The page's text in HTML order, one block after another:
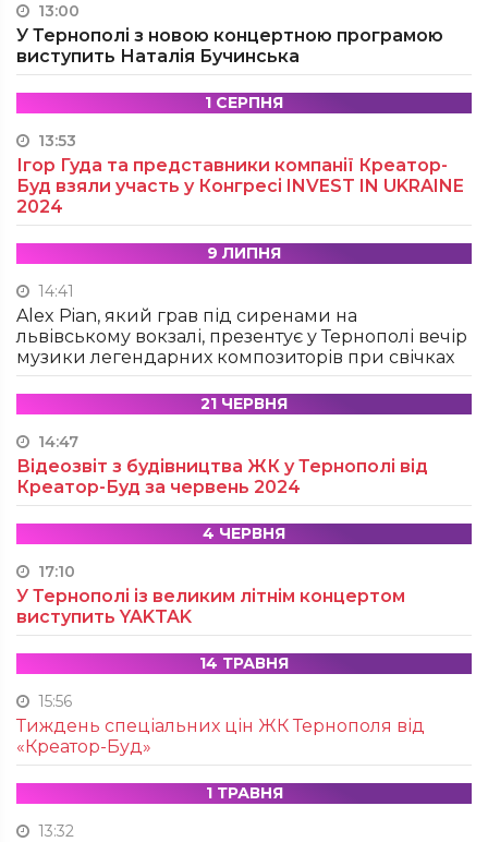
13:00
У Тернополі з новою концертною програмою
виступить Наталія Бучинська
1 СЕРПНЯ
13:53
Ігор Гуда та представники компанії Креатор-
Буд взяли участь у Конгресі INVEST IN UKRAINE
2024
9 ЛИПНЯ
14:41
Alex Pian, який грав під сиренами на
львівському вокзалі, презентує у Тернополі вечір
музики легендарних композиторів при свічках
21 ЧЕРВНЯ
14:47
Відеозвіт з будівництва ЖК у Тернополі від
Креатор-Буд за червень 2024
4 ЧЕРВНЯ
17:10
У Тернополі із великим літнім концертом
виступить YAKTAK
14 ТРАВНЯ
15:56
Тиждень спеціальних цін ЖК Тернополя від
«Креатор-Буд»
1 ТРАВНЯ
13:32